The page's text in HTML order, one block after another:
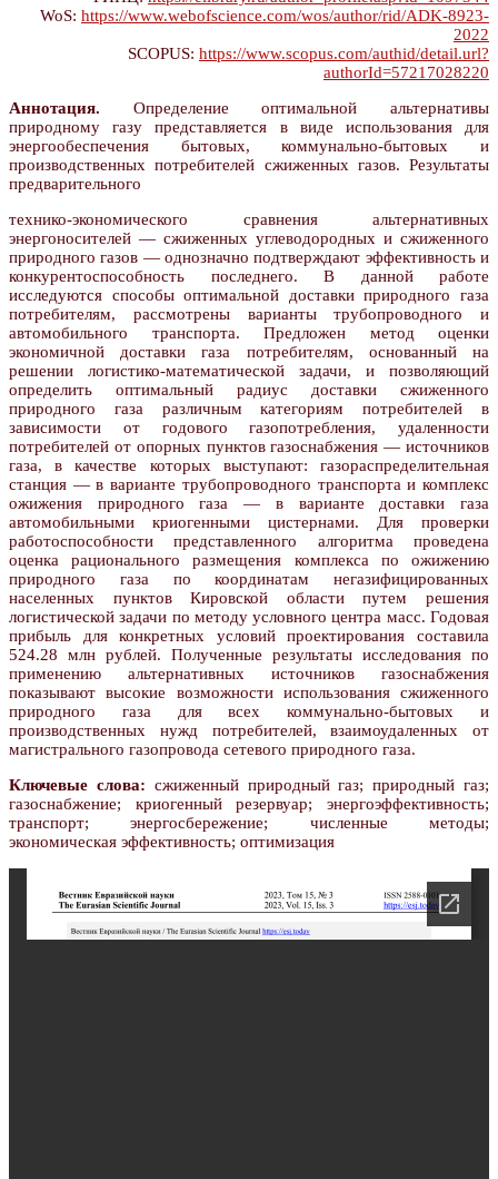
WoS: https://www.webofscience.com/wos/author/rid/ADK-8923-
2022
SCOPUS: https://www.scopus.com/authid/detail.url?
authorId=57217028220
Аннотация. Определение оптимальной альтернативы
природному газу представляется в виде использования для
энергообеспечения бытовых, коммунально-бытовых и
производственных потребителей сжиженных газов. Результаты
предварительного
технико-экономического сравнения альтернативных
энергоносителей — сжиженных углеводородных и сжиженного
природного газов — однозначно подтверждают эффективность и
конкурентоспособность последнего. В данной работе
исследуются способы оптимальной доставки природного газа
потребителям, рассмотрены варианты трубопроводного и
автомобильного транспорта. Предложен метод оценки
экономичной доставки газа потребителям, основанный на
решении логистико-математической задачи, и позволяющий
определить оптимальный радиус доставки сжиженного
природного газа различным категориям потребителей в
зависимости от годового газопотребления, удаленности
потребителей от опорных пунктов газоснабжения — источников
газа, в качестве которых выступают: газораспределительная
станция — в варианте трубопроводного транспорта и комплекс
ожижения природного газа — в варианте доставки газа
автомобильными криогенными цистернами. Для проверки
работоспособности представленного алгоритма проведена
оценка рационального размещения комплекса по ожижению
природного газа по координатам негазифицированных
населенных пунктов Кировской области путем решения
логистической задачи по методу условного центра масс. Годовая
прибыль для конкретных условий проектирования составила
524.28 млн рублей. Полученные результаты исследования по
применению альтернативных источников газоснабжения
показывают высокие возможности использования сжиженного
природного газа для всех коммунально-бытовых и
производственных нужд потребителей, взаимоудаленных от
магистрального газопровода сетевого природного газа.
Ключевые слова: сжиженный природный газ; природный газ;
газоснабжение; криогенный резервуар; энергоэффективность;
транспорт; энергосбережение; численные методы;
экономическая эффективность; оптимизация